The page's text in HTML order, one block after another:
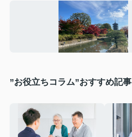
”お役立ちコラム”おすすめ記事